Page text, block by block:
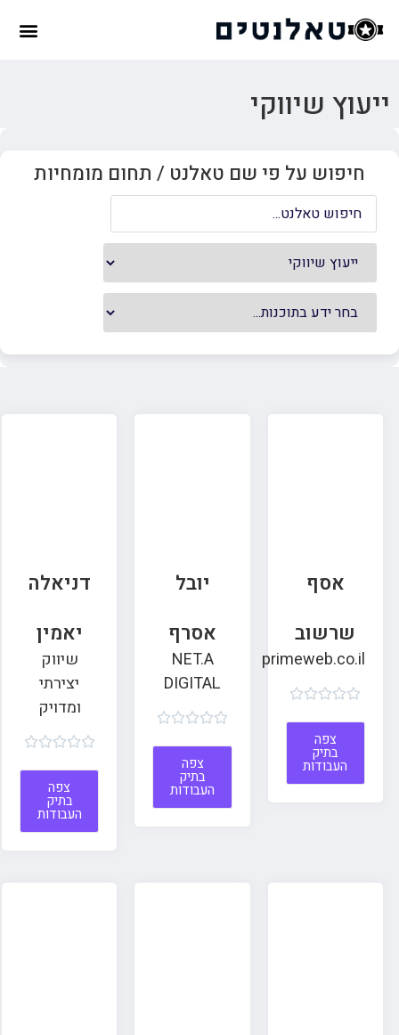
ייעוץ שיווקי
חיפוש על פי שם טאלנט / תחום מומחיות
אסף
שרשוב
primeweb.co.il





צפה
בתיק
העבודות
יובל
אסרף
NET.A
DIGITAL





צפה
בתיק
העבודות
דניאלה
יאמין
שיווק
יצירתי
ומדויק





צפה
בתיק
העבודות